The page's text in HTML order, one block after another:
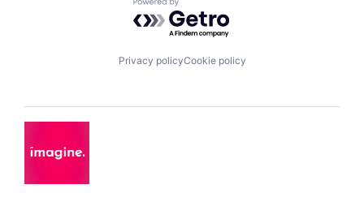
Powered by Getro.com
Privacy policyCookie policy